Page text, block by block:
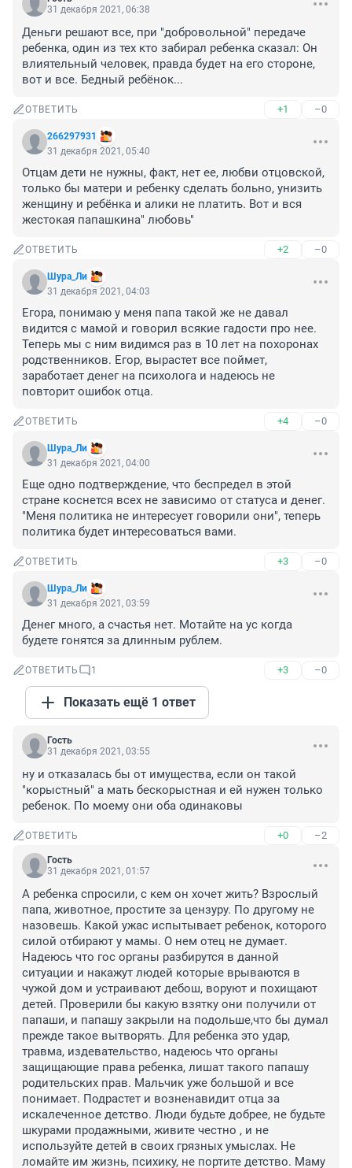
31 декабря 2021, 06:38
Деньги решают все, при "добровольной" передаче
ребенка, один из тех кто забирал ребенка сказал: Он
влиятельный человек, правда будет на его стороне,
вот и все. Бедный ребёнок...
ОТВЕТИТЬ +1 –0
266297931
31 декабря 2021, 05:40
Отцам дети не нужны, факт, нет ее, любви отцовской,
только бы матери и ребенку сделать больно, унизить
женщину и ребёнка и алики не платить. Вот и вся
жестокая папашкина" любовь"
ОТВЕТИТЬ +2 –0
Шура_Ли
31 декабря 2021, 04:03
Егора, понимаю у меня папа такой же не давал
видится с мамой и говорил всякие гадости про нее.
Теперь мы с ним видимся раз в 10 лет на похоронах
родственников. Егор, вырастет все поймет,
заработает денег на психолога и надеюсь не
повторит ошибок отца.
ОТВЕТИТЬ +4 –0
Шура_Ли
31 декабря 2021, 04:00
Еще одно подтверждение, что беспредел в этой
стране коснется всех не зависимо от статуса и денег.
"Меня политика не интересует говорили они", теперь
политика будет интересоваться вами.
ОТВЕТИТЬ +3 –0
Шура_Ли
31 декабря 2021, 03:59
Денег много, а счастья нет. Мотайте на ус когда
будете гонятся за длинным рублем.
ОТВЕТИТЬ 1 +3 –0
Показать ещё 1 ответ
Гость
31 декабря 2021, 03:55
ну и отказалась бы от имущества, если он такой
"корыстный" а мать бескорыстная и ей нужен только
ребенок. По моему они оба одинаковы
ОТВЕТИТЬ +0 –2
Гость
31 декабря 2021, 01:57
А ребенка спросили, с кем он хочет жить? Взрослый
папа, животное, простите за цензуру. По другому не
назовешь. Какой ужас испытывает ребенок, которого
силой отбирают у мамы. О нем отец не думает.
Надеюсь что гос органы разбирутся в данной
ситуации и накажут людей которые врываются в
чужой дом и устраивают дебош, воруют и похищают
детей. Проверили бы какую взятку они получили от
папаши, и папашу закрыли на подольше,что бы думал
прежде такое вытворять. Для ребенка это удар,
травма, издевательство, надеюсь что органы
защищающие права ребенка, лишат такого папашу
родительских прав. Мальчик уже большой и все
понимает. Подрастет и возненавидит отца за
искалеченное детство. Люди будьте добрее, не будьте
шкурами продажными, живите честно , и не
используйте детей в своих грязных умыслах. Не
ломайте им жизнь, психику, не портите детство. Маму